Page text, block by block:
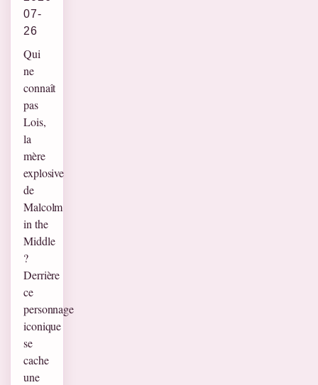
07-
26
Qui
ne
connaît
pas
Lois,
la
mère
explosive
de
Malcolm
in the
Middle
?
Derrière
ce
personnage
iconique
se
cache
une